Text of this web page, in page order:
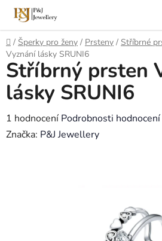
Přejít
obsah
Domů
/ Šperky pro ženy / Prsteny / Stříbrné
Vyznání lásky SRUNI6
Stříbrný prsten
lásky SRUNI6
Průměrné
hodnocení
1 hodnocení Podrobnosti hodnocení
Značka: P&J Jewellery